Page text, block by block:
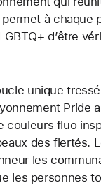
à chaque
d’être
unique
Pride
couleurs fluo
des fiertés.
les
les personnes